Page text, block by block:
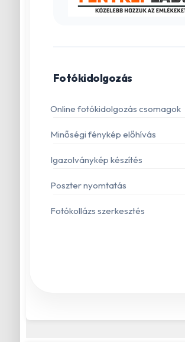
Fotókidolgozás
Online fotókidolgozás csomagok
Minőségi fénykép előhívás
Igazolványkép készítés
Poszter nyomtatás
Fotókollázs szerkesztés